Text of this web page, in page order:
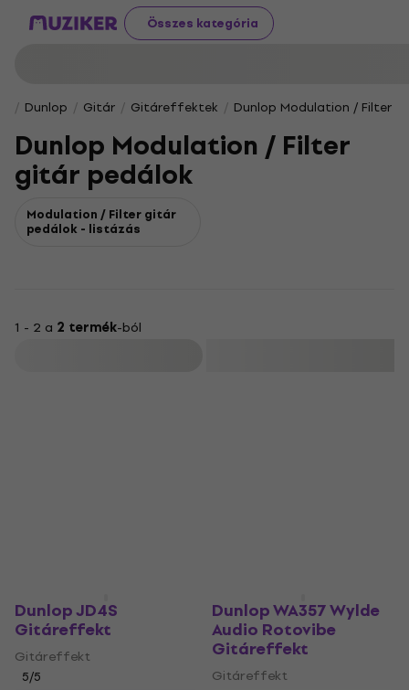
Összes kategória
Dunlop Gitár Gitáreffektek Dunlop Modulation / Filter
Dunlop Modulation / Filter
gitár pedálok
Modulation / Filter gitár
pedálok - listázás
1 - 2 a 2 termék-ból
Dunlop JD4S
Gitáreffekt
Gitáreffekt
5/5
Dunlop WA357 Wylde
Audio Rotovibe
Gitáreffekt
Gitáreffekt